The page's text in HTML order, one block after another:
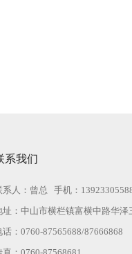
系我们
系人：曾总 手机：
址：中山市横栏镇富横中路华泽
话：0760-87565688/87666868